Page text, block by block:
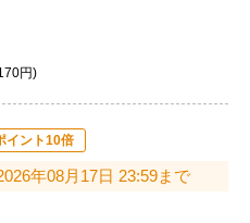
円)
イント10倍
年08月17日 23:59まで